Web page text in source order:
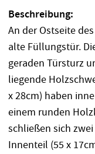
Beschreibung:
An der Ostseite
alte Füllungstür.
geraden Türsturz
liegende
x 28cm) haben
einem runden
schließen sich
Innenteil (55 x